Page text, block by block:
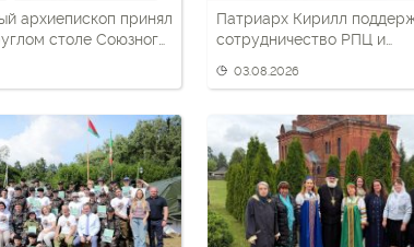
архиепископ принял
столе Союзного
Патриарх Кирилл
сотрудничество РПЦ и
патриотическом
03.08.2026